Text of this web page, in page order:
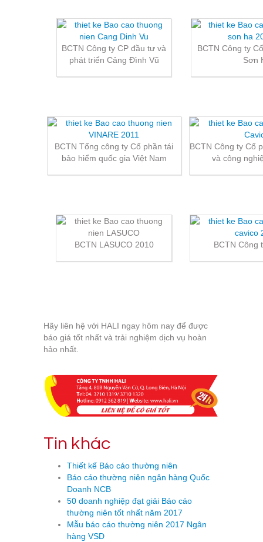
BCTN Công ty CP đầu tư và
phát triển Cảng Đình Vũ
BCTN Công ty
Sơn
BCTN Tổng công ty Cổ phần tái
bảo hiểm quốc gia Việt Nam
BCTN Công ty Cổ
và công
BCTN LASUCO 2010 BCTN Công
Hãy liên hệ với HALI ngay hôm nay để được
báo giá tốt nhất và trải nghiệm dịch vụ hoàn
hảo nhất.
Tin khác
Thiết kế Báo cáo thường niên
Báo cáo thường niên ngân hàng Quốc
Doanh NCB
50 doanh nghiệp đạt giải Báo cáo
thường niên tốt nhất năm 2017
Mẫu báo cáo thường niên 2017 Ngân
hàng VSD